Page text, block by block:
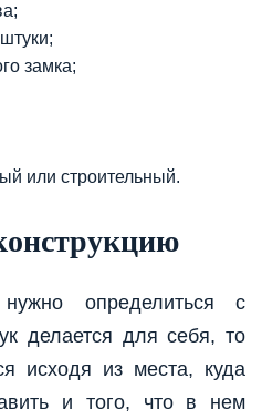
замка;
или строительный.
определиться с
делается для себя, то
исходя из места, куда
и того, что в нем